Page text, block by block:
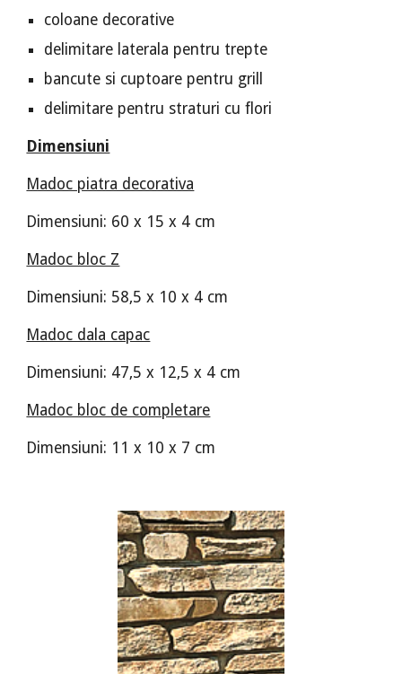
coloane decorative
delimitare laterala pentru trepte
bancute si cuptoare pentru grill
delimitare pentru straturi cu flori
Dimensiuni
Madoc piatra decorativa
Dimensiuni: 60 x 15 x 4 cm
Madoc bloc Z
Dimensiuni: 58,5 x 10 x 4 cm
Madoc dala capac
Dimensiuni: 47,5 x 12,5 x 4 cm
Madoc bloc de completare
Dimensiuni: 11 x 10 x 7 cm